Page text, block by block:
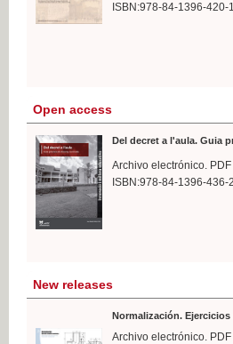
ISBN:978-84-1396-420-1
Open access
Del decret a l'aula. Guia
Archivo electrónico.
ISBN:978-84-1396-436-2
New releases
Normalización.
Archivo electrónico.